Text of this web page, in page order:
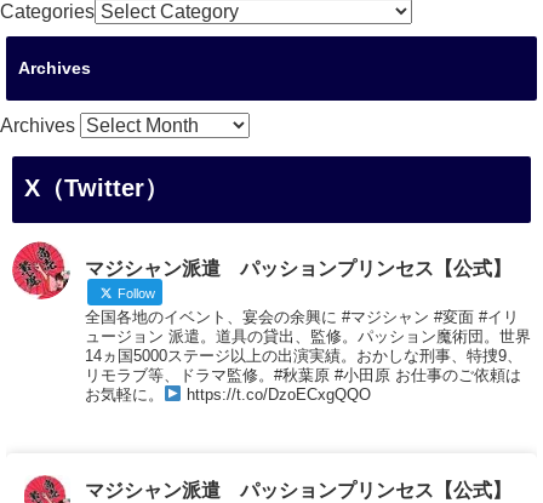
Categories
Archives
Archives
X（Twitter）
マジシャン派遣 パッションプリンセス【公式】
Follow
全国各地のイベント、宴会の余興に #マジシャン #変面 #イリ
ュージョン 派遣。道具の貸出、監修。パッション魔術団。世界
14ヵ国5000ステージ以上の出演実績。おかしな刑事、特捜9、
リモラブ等、ドラマ監修。#秋葉原 #小田原 お仕事のご依頼は
お気軽に。
https://t.co/DzoECxgQQO
マジシャン派遣 パッションプリンセス【公式】